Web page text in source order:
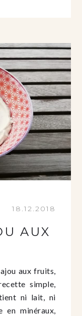
18.12.2018
AUX
aux fruits,
simple,
ni lait, ni
en minéraux,